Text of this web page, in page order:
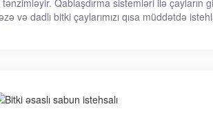
və dadlı bitki çaylarımızı qısa müddətdə